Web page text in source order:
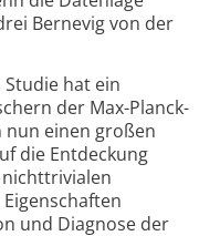
Bernevig von der
hat ein
der Max-Planck-
einen großen
die Entdeckung
und Diagnose der